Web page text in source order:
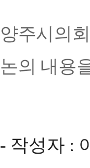
양주시의
논의 내용
- 작성자 :